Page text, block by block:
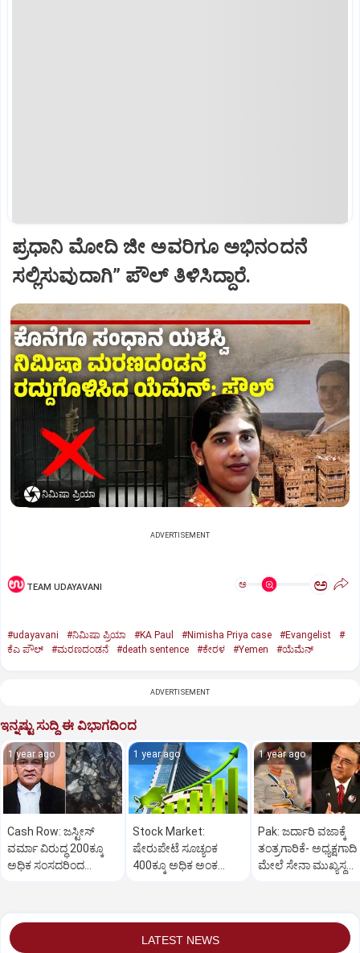
ಪ್ರಧಾನಿ ಮೋದಿ ಜೀ ಅವರಿಗೂ ಅಭಿನಂದನೆ
ಸಲ್ಲಿಸುವುದಾಗಿ” ಪೌಲ್‌ ತಿಳಿಸಿದ್ದಾರೆ.
ನಿಮಿಷಾ ಪ್ರಿಯಾ
ADVERTISEMENT
TEAM UDAYAVANI ಅ ಅ
#udayavani #ನಿಮಿಷಾ ಪ್ರಿಯಾ #KA Paul #Nimisha Priya case #Evangelist
#
ಕೆಎ ಪೌಲ್
#ಮರಣದಂಡನೆ #death sentence #ಕೇರಳ #Yemen #ಯೆಮೆನ್‌
ADVERTISEMENT
ಇನ್ನಷ್ಟು ಸುದ್ದಿ ಈ ವಿಭಾಗದಿಂದ
1 year ago
Cash Row: ಜಸ್ಟೀಸ್‌
ವರ್ಮಾ ವಿರುದ್ಧ 200ಕ್ಕೂ
ಅಧಿಕ ಸಂಸದರಿಂದ
1 year ago
Stock Market:
ಷೇರುಪೇಟೆ ಸೂಚ್ಯಂಕ
400ಕ್ಕೂ ಅಧಿಕ ಅಂಕ
1 year ago
Pak: ಜರ್ದಾರಿ ವಜಾಕ್ಕೆ
ತಂತ್ರಗಾರಿಕೆ- ಅಧ್ಯಕ್ಷಗಾದಿ
ಮೇಲೆ ಸೇನಾ ಮುಖ್ಯಸ್ಥ
LATEST NEWS